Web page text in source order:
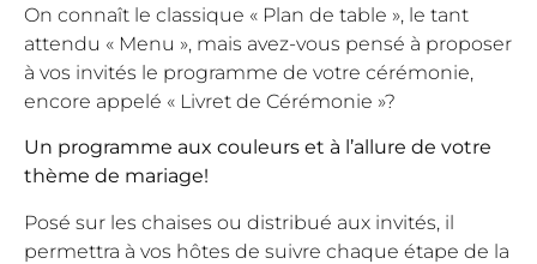
On connaît le classique « Plan de table », le tant
attendu « Menu », mais avez-vous pensé à proposer
à vos invités le programme de votre cérémonie,
encore appelé « Livret de Cérémonie »?
Un programme aux couleurs et à l’allure de votre
thème de mariage!
Posé sur les chaises ou distribué aux invités, il
permettra à vos hôtes de suivre chaque étape de la